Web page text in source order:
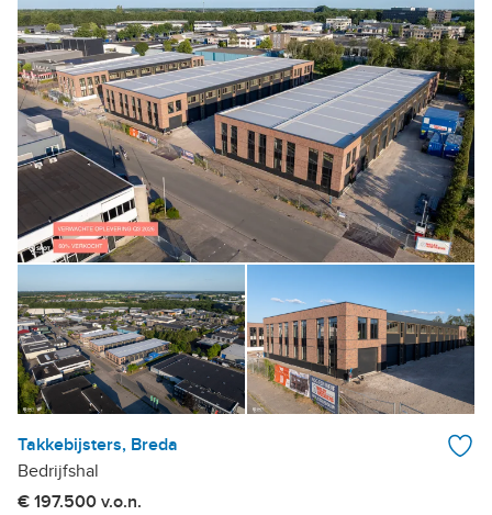
Takkebijsters, Breda
Bedrijfshal
€ 197.500 v.o.n.